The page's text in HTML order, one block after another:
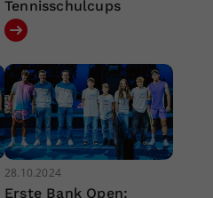
Tennisschulcups
28.10.2024
Erste Bank Open: